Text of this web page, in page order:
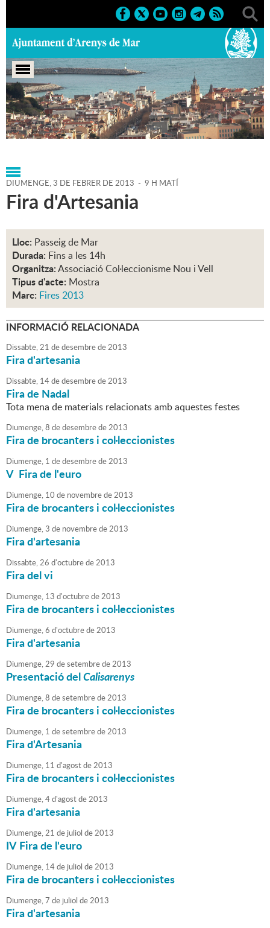
Portada > Agenda > 03-02-
2013 > Marcs > Societat > 2013 > Fires 2013
DIUMENGE,3 DE FEBRER DE 2013 - 9 H MATÍ
Fira d'Artesania
Lloc: Passeig de Mar
Durada: Fins a les 14h
Organitza:Associació Col·leccionisme Nou i Vell
Tipus d'acte: Mostra
Marc: Fires 2013
INFORMACIÓ RELACIONADA
Dissabte,21 dedesembrede2013
Fira d'artesania
Dissabte, 14dedesembrede2013
Fira de Nadal
Tota mena de materials relacionats amb aquestes festes
Diumenge,8 dedesembrede2013
Fira de brocanters i col·leccionistes
Diumenge, 1 dedesembrede2013
V Fira de l'euro
Diumenge, 10 de novembrede2013
Fira de brocanters i col·leccionistes
Diumenge,3 de novembrede2013
Fira d'artesania
Dissabte,26 d'octubrede2013
Fira del vi
Diumenge, 13 d'octubrede2013
Fira de brocanters i col·leccionistes
Diumenge,6 d'octubrede2013
Fira d'artesania
Diumenge,29 desetembrede2013
Presentació delCalisarenys
Diumenge,8 desetembrede2013
Fira de brocanters i col·leccionistes
Diumenge, 1 desetembrede2013
Fira d'Artesania
Diumenge, 11 d'agostde2013
Fira de brocanters i col·leccionistes
Diumenge,4d'agostde2013
Fira d'artesania
Diumenge,21 de juliol de2013
IV Fira de l'euro
Diumenge, 14de juliol de2013
Fira de brocanters i col·leccionistes
Diumenge,7 de juliol de2013
Fira d'artesania